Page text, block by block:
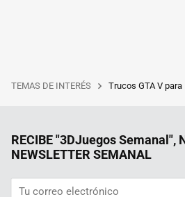
TEMAS DE INTERÉS Trucos GTA V para
RECIBE "3DJuegos Semanal",
NEWSLETTER SEMANAL